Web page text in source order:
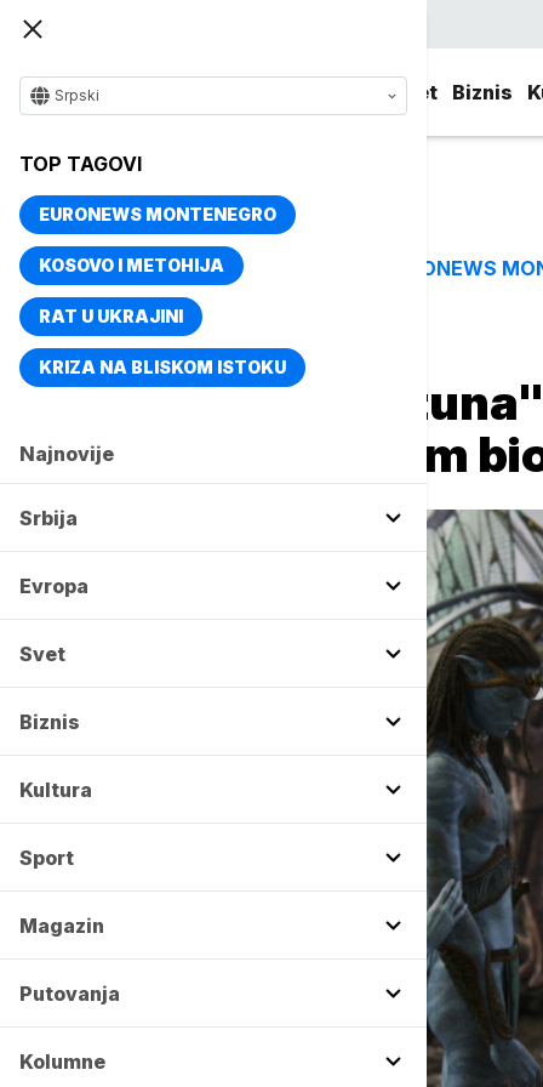
Svet Biznis
Srpski
TOP TAGOVI
EURONEWS MONTENEGRO
KOSOVO I METOHIJA
RAT U UKRAJINI
KRIZA NA BLISKOM ISTOKU
Najnovije
Srbija
Evropa
Svet
Biznis
Kultura
Sport
Magazin
Putovanja
Kolumne
TOP TAGOVI EURONEWS
Naslovna Kultura
"Operacija
gleda u domaćim